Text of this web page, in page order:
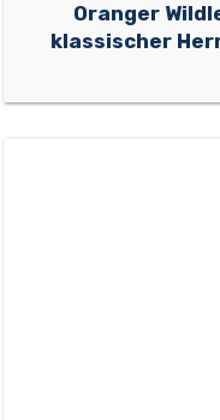
Oranger
klassischer